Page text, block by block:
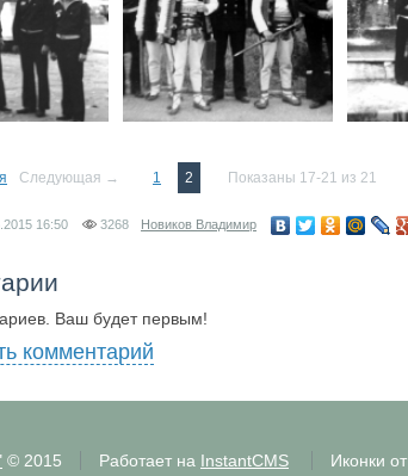
Следующая → 1 2 Показаны 17-21 из 21
16:50 3268 Новиков Владимир
Ваш будет первым!
комментарий
© 2015 Работает на InstantCMS Иконки от